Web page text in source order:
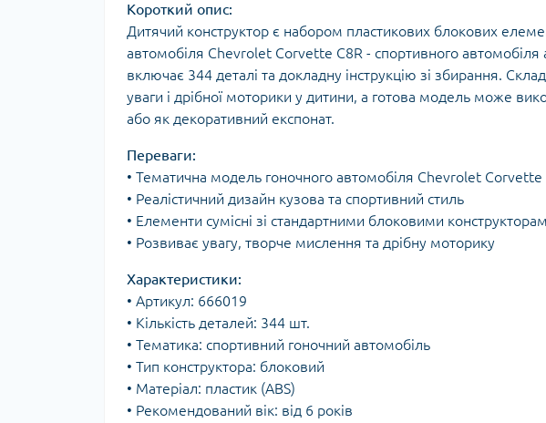
Короткий опис:
Дитячий конструктор є набором пластикових блокових
автомобіля Chevrolet Corvette C8R - спортивного
включає 344 деталі та докладну інструкцію зі збирання.
уваги і дрібної моторики у дитини, а готова модель може
або як декоративний експонат.
Переваги:
• Тематична модель гоночного автомобіля Chevrolet Corvette
• Реалістичний дизайн кузова та спортивний стиль
• Елементи сумісні зі стандартними блоковими
• Розвиває увагу, творче мислення та дрібну моторику
Характеристики:
• Артикул: 666019
• Кількість деталей: 344 шт.
• Тематика: спортивний гоночний автомобіль
• Тип конструктора: блоковий
• Матеріал: пластик (ABS)
• Рекомендований вік: від 6 років